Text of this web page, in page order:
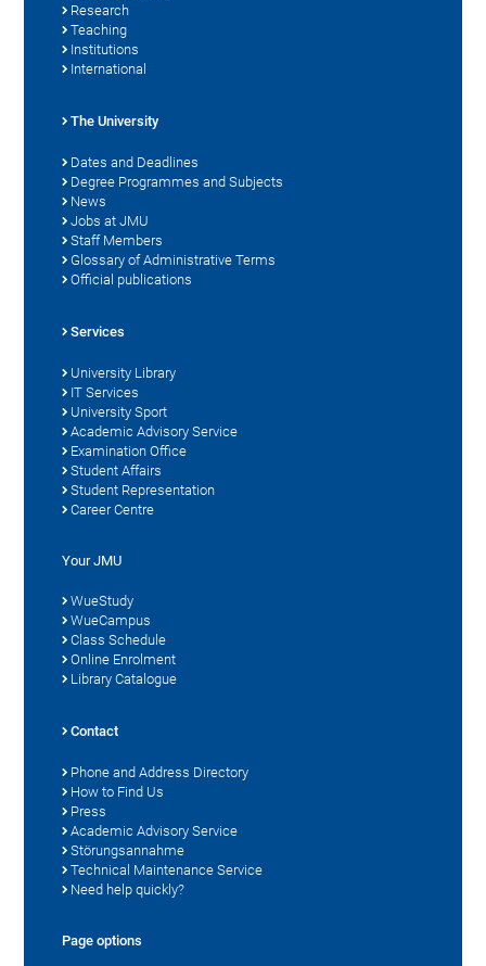
Research
Teaching
Institutions
International
The University
Dates and Deadlines
Degree Programmes and Subjects
News
Jobs at JMU
Staff Members
Glossary of Administrative Terms
Official publications
Services
University Library
IT Services
University Sport
Academic Advisory Service
Examination Office
Student Affairs
Student Representation
Career Centre
Your JMU
WueStudy
WueCampus
Class Schedule
Online Enrolment
Library Catalogue
Contact
Phone and Address Directory
How to Find Us
Press
Academic Advisory Service
Störungsannahme
Technical Maintenance Service
Need help quickly?
Page options